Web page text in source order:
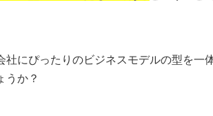
社にぴったりのビジネスモデルの型を一
うか？